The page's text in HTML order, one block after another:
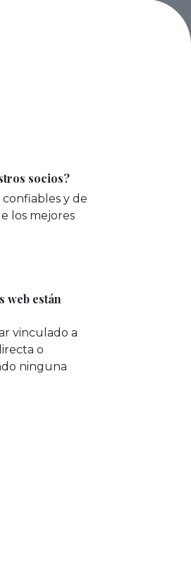
socios?
confiables y de
los mejores
web están
vinculado a
o
ninguna